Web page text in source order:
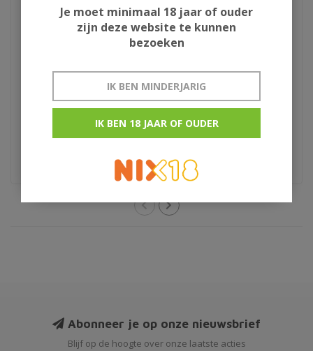
Ron de Cuba Isla del
Bacardi Reserva
Limitada
€109,95
Abonneer je op onze nieuwsbrief
Blijf op de hoogte over onze laatste acties
Je moet minimaal 18 jaar of ouder
zijn deze website te kunnen
bezoeken
IK BEN MINDERJARIG
IK BEN 18 JAAR OF OUDER